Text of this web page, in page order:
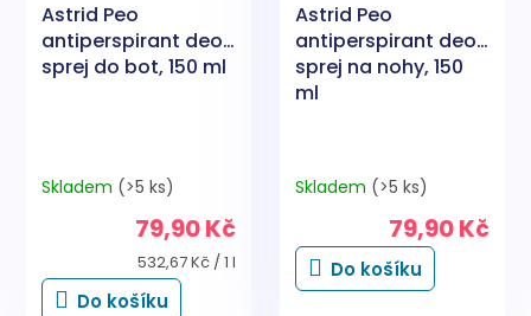
Astrid Peo
antiperspirant deo
sprej do bot, 150 ml
Skladem (>5 ks)
79,90 Kč
Měrná
cena:
532,67 Kč / 1 l
Do košíku
Astrid Peo
antiperspirant deo
sprej na nohy, 150
ml
Skladem (>5 ks)
79,90 Kč
Do košíku